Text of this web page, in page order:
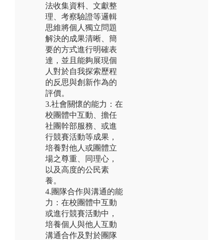
法收集資料、文獻整
理、考察驗證等邏輯
思維將個人獨立問題
解決的成果清晰、簡
要的方式進行明確表
達，並且能夠展現個
人對於自我探索歷程
的反思與創新作為的
評價。
3.社會關懷的能力：在
校團體中互動、擔任
社團幹部服務、或進
行競賽活動等成果，
培養對他人或團體立
場之尊重、同理心，
以及高度的公民素
養。
4.團隊合作與溝通的能
力：在校團體中互動
或進行競賽活動中，
培養個人與他人互動
溝通合作及對於團隊